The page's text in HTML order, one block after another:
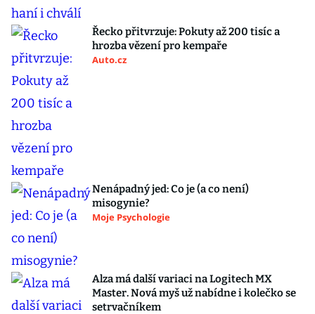
Řecko přitvrzuje: Pokuty až 200 tisíc a
hrozba vězení pro kempaře
Auto.cz
Nenápadný jed: Co je (a co není)
misogynie?
Moje Psychologie
Alza má další variaci na Logitech MX
Master. Nová myš už nabídne i kolečko se
setrvačníkem